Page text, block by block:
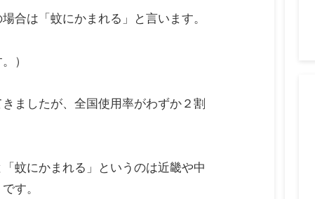
合は「蚊にかまれる」と言います。
）
ましたが、全国使用率がわずか２割
蚊にかまれる」というのは近畿や中
す。